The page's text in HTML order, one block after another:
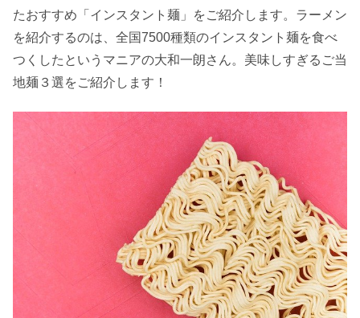
たおすすめ「インスタント麺」をご紹介します。ラーメン
を紹介するのは、全国7500種類のインスタント麺を食べ
つくしたというマニアの大和一朗さん。美味しすぎるご当
地麺３選をご紹介します！